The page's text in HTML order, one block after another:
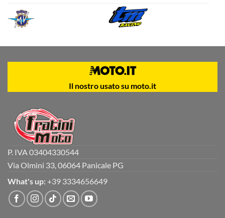
Il nostro usato su moto.it
P. IVA 03404330544
Via Olmini 33, 06064 Panicale PG
What's up: +39 3334656649